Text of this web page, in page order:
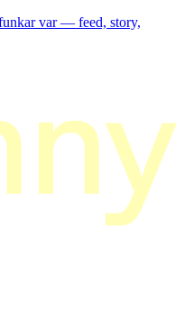
var — feed, story,